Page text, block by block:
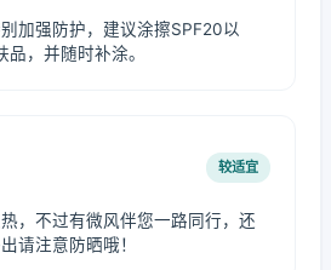
加强防护，建议涂擦SPF20以
品，并随时补涂。
较适宜
，不过有微风伴您一路同行，还
请注意防晒哦！